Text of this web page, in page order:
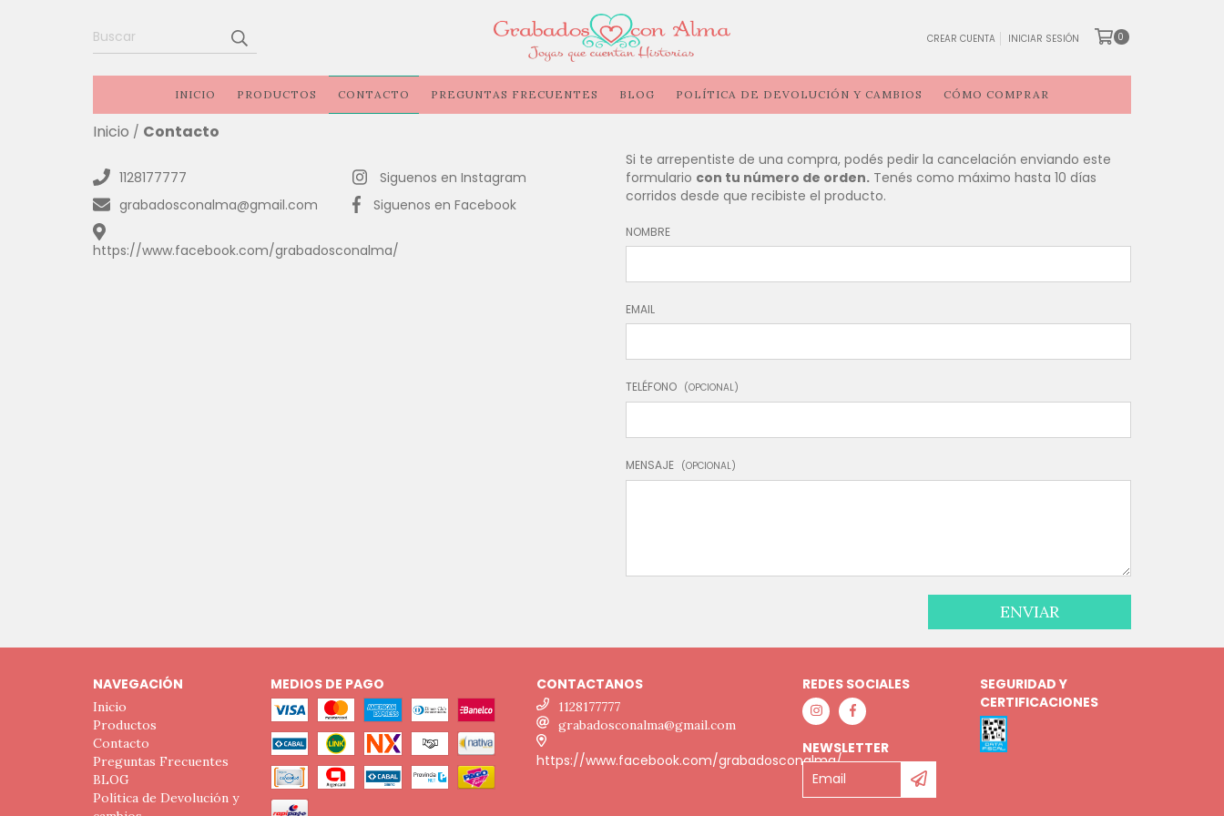
CREAR CUENTA INICIAR SESIÓN 0
INICIO PRODUCTOS CONTACTO PREGUNTAS FRECUENTES BLOG POLÍTICA DE DEVOLUCIÓN Y CAMBIOS CÓMO COMPRAR
Inicio / Contacto
1128177777
grabadosconalma@gmail.com
https://www.facebook.com/grabadosconalma/
Siguenos en Instagram
Siguenos en Facebook
Si te arrepentiste de una compra, podés pedir la cancelación enviando este
formulario con tu número de orden.Tenés como máximo hasta 10 días
corridos desde que recibiste el producto.
NOMBRE
EMAIL
TELÉFONO (OPCIONAL)
MENSAJE (OPCIONAL)
NAVEGACIÓN
Inicio
Productos
Contacto
Preguntas Frecuentes
BLOG
Política de Devolución y
MEDIOS DE PAGO CONTACTANOS
1128177777
grabadosconalma@gmail.com
https://www.facebook.com/grabadosconalma/
REDES SOCIALES
NEWSLETTER
SEGURIDAD Y
CERTIFICACIONES